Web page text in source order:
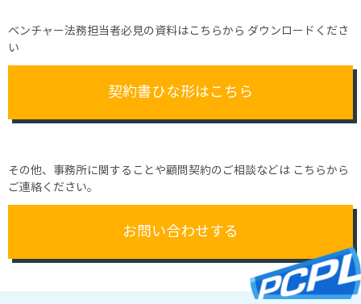
ベンチャー法務担当者必見の資料はこちらから ダウンロードくださ
い
契約書ひな形はこちら
その他、事務所に関することや顧問契約のご相談などは こちらから
ご連絡ください。
お問い合わせする